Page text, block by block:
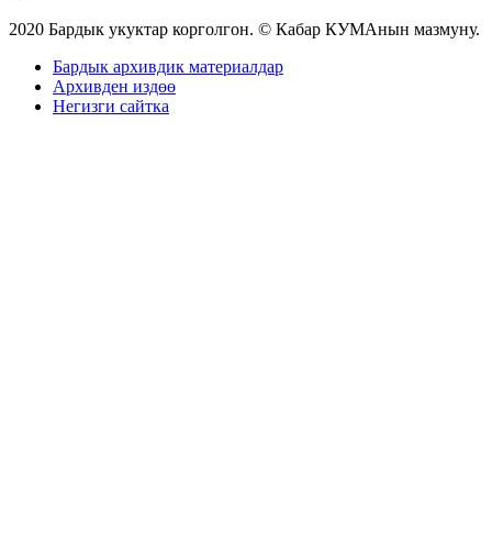
2020 Бардык укуктар корголгон. © Кабар КУМАнын мазмуну.
Бардык архивдик материалдар
Архивден издөө
Негизги сайтка